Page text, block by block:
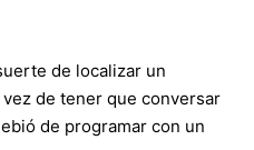
de localizar un
de tener que conversar
de programar con un